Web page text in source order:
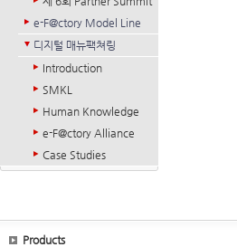
e-F@ctory Model Line
디지털 매뉴팩쳐링
Introduction
SMKL
Human Knowledge
e-F@ctory Alliance
Case Studies
Products